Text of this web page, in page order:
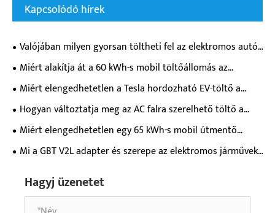
Kapcsolódó hírek
Valójában milyen gyorsan töltheti fel az elektromos autó
akkumulátorát egy egyenáramú elektromos töltő?
Miért alakítja át a 60 kWh-s mobil töltőállomás az
elektromos járművek töltési rugalmasságát?
Miért elengedhetetlen a Tesla hordozható EV-töltő a
modern elektromos járművek tulajdonosai számára?
Hogyan változtatja meg az AC falra szerelhető töltő a
mindennapi elektromos járművek töltési élményét?
Miért elengedhetetlen egy 65 kWh-s mobil útmentő
töltőállomás a modern elektromos járművek vészhelyzeti
Mi a GBT V2L adapter és szerepe az elektromos járművek
Hagyj üzenetet